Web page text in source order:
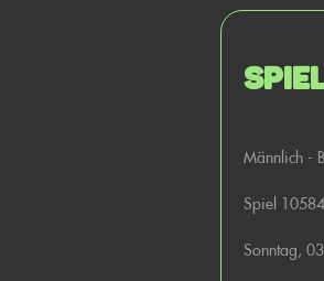
Männlich -
Spiel
Sonntag,